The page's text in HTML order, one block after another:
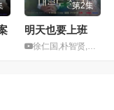
第2集
明天也要上班
徐仁国,朴智贤,姜美娜,崔京勋